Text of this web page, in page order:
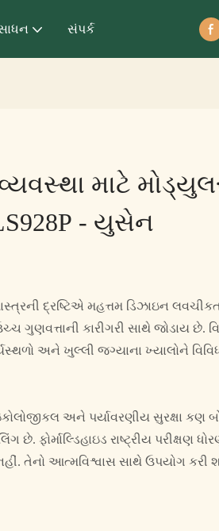
સંપર્ક
માટે
- યુસેન
દ્રષ્ટિએ મહત્તમ ડિઝાઇન
ગુણવત્તાની કારીગરી સાથે જોડાય છે.
અને ખુલ્લી જગ્યાના ખ્યાલોને
અને પર્યાવરણીય સુરક્ષા કણ
છે. ફોર્માલ્ડિહાઇડ રાષ્ટ્રીય પરીક્ષણ
તેનો આત્મવિશ્વાસ સાથે ઉપયોગ કરી